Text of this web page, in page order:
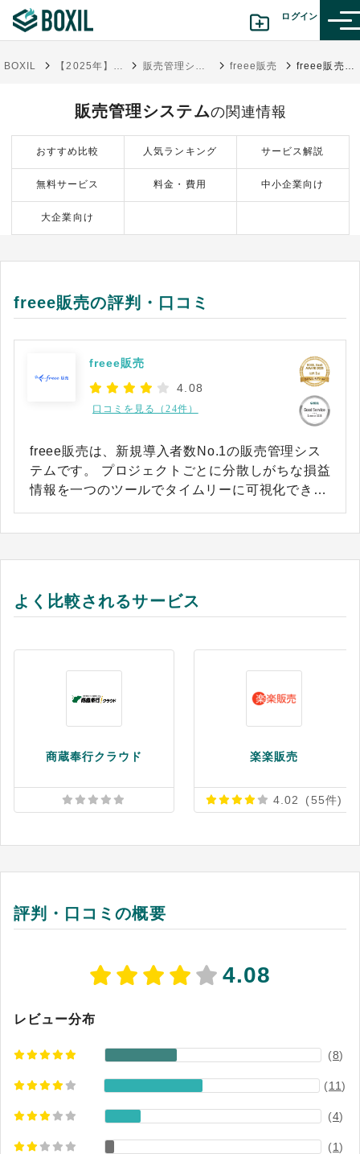
ログイン
診断から探す(β版)
記事から探す
BOXILの使い方ガイド
BOXIL 【2025年】販売管理システム比較45選！おすすめサービス・選び方 販売管理システム freee販売 freee販売の評判・口コミ
販売管理システムの関連情報
おすすめ比較 人気ランキング サービス解説
無料サービス 料金・費用 中小企業向け
大企業向け
freee販売の評判・口コミ
freee販売
4.08
口コミを見る（24件）
freee販売は、新規導入者数No.1の販売管理シス
テムです。 プロジェクトごとに分散しがちな損益
情報を一つのツールでタイムリーに可視化できま
携を強化し、コミュニケーションを最小限にスピ
よく比較されるサービス
商蔵奉行クラウド 楽楽販売
4.02 (55件)
評判・口コミの概要
4.08
レビュー分布
(8)
(11)
(4)
(1)